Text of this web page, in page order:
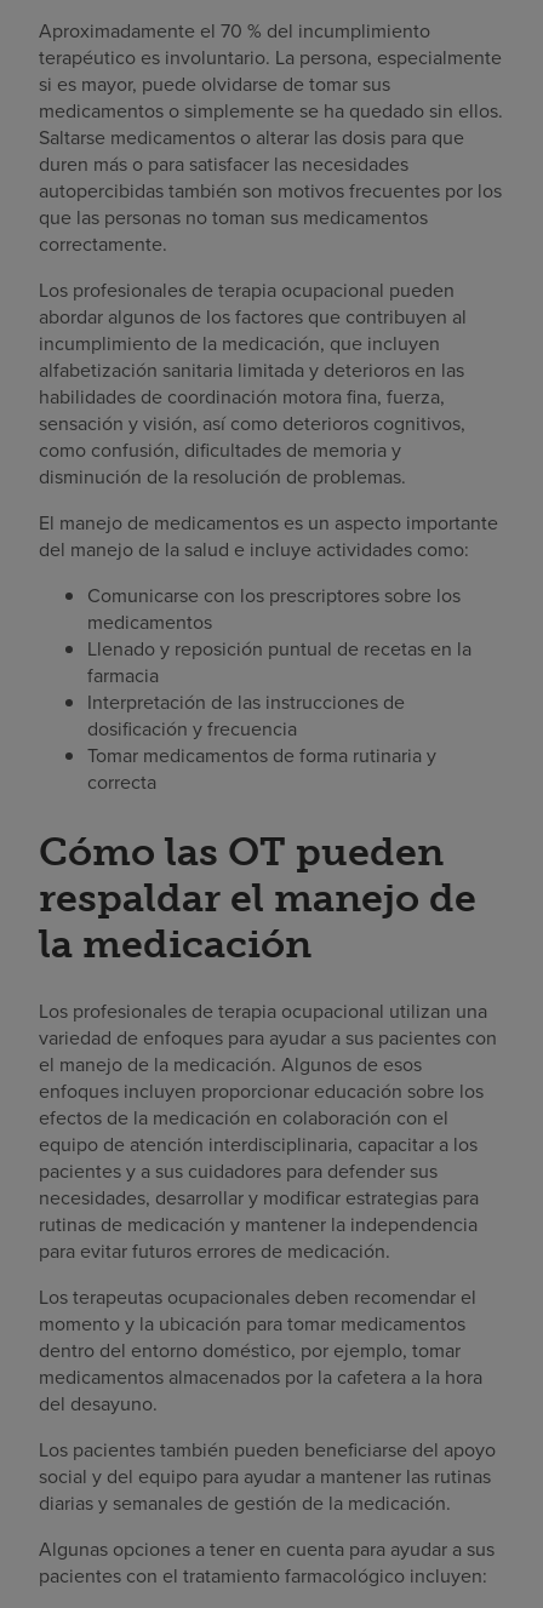
Aproximadamente el 70 % del incumplimiento
terapéutico es involuntario. La persona, especialmente
si es mayor, puede olvidarse de tomar sus
medicamentos o simplemente se ha quedado sin ellos.
Saltarse medicamentos o alterar las dosis para que
duren más o para satisfacer las necesidades
autopercibidas también son motivos frecuentes por los
que las personas no toman sus medicamentos
correctamente.
Los profesionales de terapia ocupacional pueden
abordar algunos de los factores que contribuyen al
incumplimiento de la medicación, que incluyen
alfabetización sanitaria limitada y deterioros en las
habilidades de coordinación motora fina, fuerza,
sensación y visión, así como deterioros cognitivos,
como confusión, dificultades de memoria y
disminución de la resolución de problemas.
El manejo de medicamentos es un aspecto importante
del manejo de la salud e incluye actividades como:
Comunicarse con los prescriptores sobre los
medicamentos
Llenado y reposición puntual de recetas en la
farmacia
Interpretación de las instrucciones de
dosificación y frecuencia
Tomar medicamentos de forma rutinaria y
correcta
Cómo las OT pueden
respaldar el manejo de
la medicación
Los profesionales de terapia ocupacional utilizan una
variedad de enfoques para ayudar a sus pacientes con
el manejo de la medicación. Algunos de esos
enfoques incluyen proporcionar educación sobre los
efectos de la medicación en colaboración con el
equipo de atención interdisciplinaria, capacitar a los
pacientes y a sus cuidadores para defender sus
necesidades, desarrollar y modificar estrategias para
rutinas de medicación y mantener la independencia
para evitar futuros errores de medicación.
Los terapeutas ocupacionales deben recomendar el
momento y la ubicación para tomar medicamentos
dentro del entorno doméstico, por ejemplo, tomar
medicamentos almacenados por la cafetera a la hora
del desayuno.
Los pacientes también pueden beneficiarse del apoyo
social y del equipo para ayudar a mantener las rutinas
diarias y semanales de gestión de la medicación.
Algunas opciones a tener en cuenta para ayudar a sus
pacientes con el tratamiento farmacológico incluyen: